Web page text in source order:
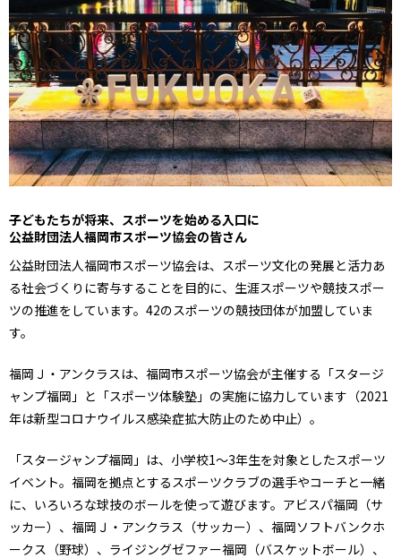
子どもたちが将来、スポーツを始める入口に
公益財団法人福岡市スポーツ協会の皆さん
公益財団法人福岡市スポーツ協会は、スポーツ文化の発展と活力あ
る社会づくりに寄与することを目的に、生涯スポーツや競技スポー
ツの推進をしています。42のスポーツの競技団体が加盟していま
す。
福岡Ｊ・アンクラスは、福岡市スポーツ協会が主催する「スタージ
ャンプ福岡」と「スポーツ体験塾」の実施に協力しています（2021
年は新型コロナウイルス感染症拡大防止のため中止）。
「スタージャンプ福岡」は、小学校1～3年生を対象としたスポーツ
イベント。福岡を拠点とするスポーツクラブの選手やコーチと一緒
に、いろいろな球技のボールを使って遊びます。アビスパ福岡（サ
ッカー）、福岡Ｊ・アンクラス（サッカー）、福岡ソフトバンクホ
ークス（野球）、ライジングゼファー福岡（バスケットボール）、